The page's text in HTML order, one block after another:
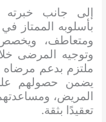
إلى جانب خبرته
بأسلوبه الممتاز
ومتعاطف،
وتوجيه المرضى
ملتزم بدعم
يضمن حصولهم
المريض،
تعقيدًا بثقة.